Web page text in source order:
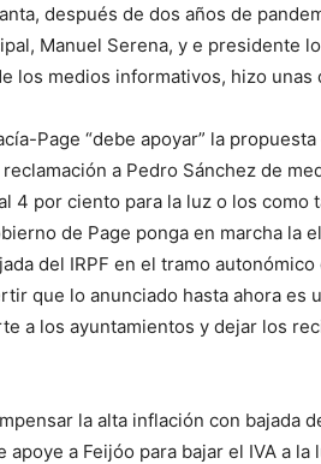
después de dos años de
Manuel Serena, y e presidente
los medios informativos, hizo unas
Page “debe apoyar” la
a Pedro Sánchez de
4 por ciento para la luz o los como
de Page ponga en marcha la
del IRPF en el tramo
que lo anunciado hasta ahora es
a los ayuntamientos y dejar los
la alta inflación con bajada
a Feijóo para bajar el IVA a